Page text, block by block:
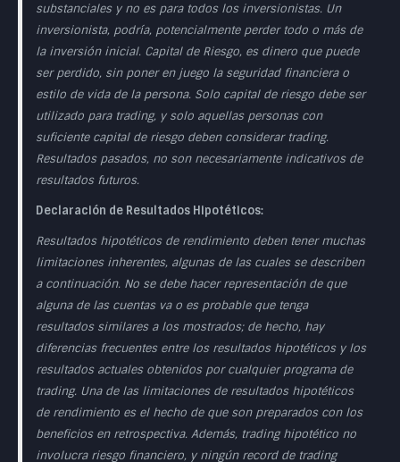
substanciales y no es para todos los inversionistas. Un
inversionista, podría, potencialmente perder todo o más de
la inversión inicial. Capital de Riesgo, es dinero que puede
ser perdido, sin poner en juego la seguridad financiera o
estilo de vida de la persona. Solo capital de riesgo debe ser
utilizado para trading, y solo aquellas personas con
suficiente capital de riesgo deben considerar trading.
Resultados pasados, no son necesariamente indicativos de
resultados futuros.
Declaración de Resultados Hipotéticos:
Resultados hipotéticos de rendimiento deben tener muchas
limitaciones inherentes, algunas de las cuales se describen
a continuación. No se debe hacer representación de que
alguna de las cuentas va o es probable que tenga
resultados similares a los mostrados; de hecho, hay
diferencias frecuentes entre los resultados hipotéticos y los
resultados actuales obtenidos por cualquier programa de
trading. Una de las limitaciones de resultados hipotéticos
de rendimiento es el hecho de que son preparados con los
beneficios en retrospectiva. Además, trading hipotético no
involucra riesgo financiero, y ningún record de trading